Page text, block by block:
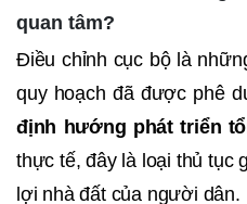
quan tâm?
Điều chỉnh cục bộ là
quy hoạch đã được phê
định hướng phát triển
thực tế, đây là loại thủ tục
lợi nhà đất của người dân.